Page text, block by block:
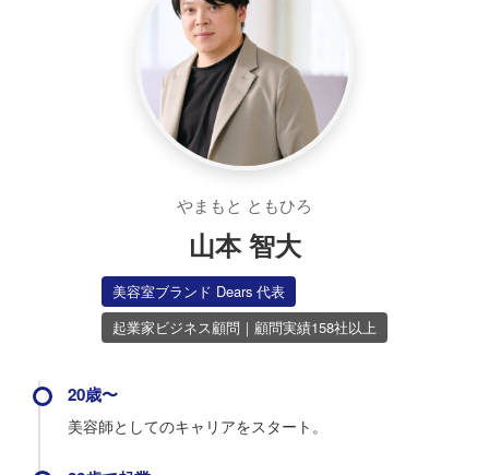
やまもと ともひろ
山本 智大
美容室ブランド Dears 代表
起業家ビジネス顧問｜顧問実績158社以上
20歳〜
美容師としてのキャリアをスタート。